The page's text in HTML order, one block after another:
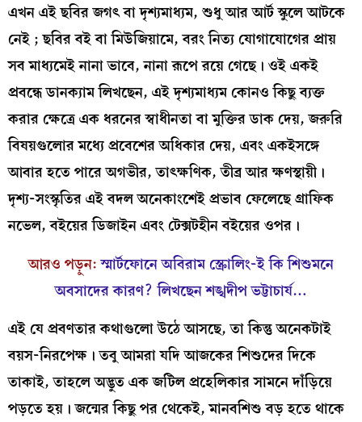
এখন এই ছবির জগৎ বা দৃশ্যমাধ্যম, শুধু আর আর্ট স্কুলে আটকে
নেই ; ছবির বই বা মিউজিয়ামে, বরং নিত্য যোগাযোগের প্রায়
সব মাধ্যমেই নানা ভাবে, নানা রূপে রয়ে গেছে। ওই একই
প্রবন্ধে ডানক্যাম লিখছেন, এই দৃশ্যমাধ্যম কোনও কিছু ব্যক্ত
করার ক্ষেত্রে এক ধরনের স্বাধীনতা বা মুক্তির ডাক দেয়, জরুরি
বিষয়গুলোর মধ্যে প্রবেশের অধিকার দেয়, এবং একইসঙ্গে
আবার হতে পারে অগভীর, তাৎক্ষণিক, তীব্র আর ক্ষণস্থায়ী।
দৃশ্য-সংস্কৃতির এই বদল অনেকাংশেই প্রভাব ফেলেছে গ্রাফিক
নভেল, বইয়ের ডিজাইন এবং টেক্সটহীন বইয়ের ওপর।
আরও পড়ুন: স্মার্টফোনে অবিরাম স্ক্রোলিং-ই কি শিশুমনে
অবসাদের কারণ? লিখছেন শঙ্খদীপ ভট্টাচার্য…
এই যে প্রবণতার কথাগুলো উঠে আসছে, তা কিন্তু অনেকটাই
বয়স-নিরপেক্ষ। তবু আমরা যদি আজকের শিশুদের দিকে
তাকাই, তাহলে অদ্ভুত এক জটিল প্রহেলিকার সামনে দাঁড়িয়ে
পড়তে হয়। জন্মের কিছু পর থেকেই, মানবশিশু বড় হতে থাকে